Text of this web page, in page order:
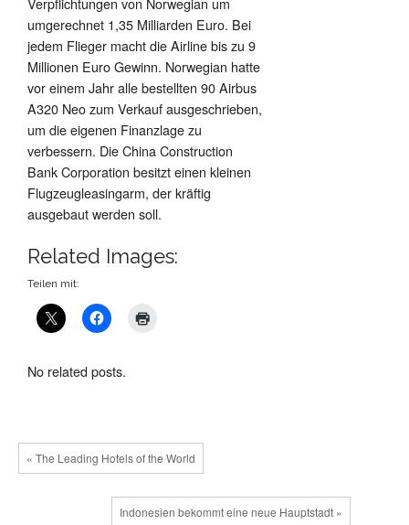
umgerechnet 1,35 Milliarden Euro. Bei
jedem Flieger macht die Airline bis zu 9
Millionen Euro Gewinn. Norwegian hatte
vor einem Jahr alle bestellten 90 Airbus
A320 Neo zum Verkauf ausgeschrieben,
um die eigenen Finanzlage zu
verbessern. Die China Construction
Bank Corporation besitzt einen kleinen
Flugzeugleasingarm, der kräftig
ausgebaut werden soll.
Related Images:
Teilen mit:
No related posts.
« The Leading Hotels of the World
Indonesien bekommt eine neue Hauptstadt »